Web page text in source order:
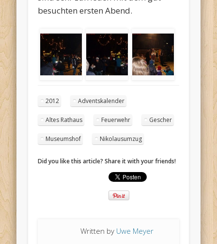
besuchten ersten Abend.
2012 Adventskalender
Altes Rathaus Feuerwehr Gescher
Museumshof Nikolausumzug
Did you like this article? Share it with your friends!
Written by Uwe Meyer